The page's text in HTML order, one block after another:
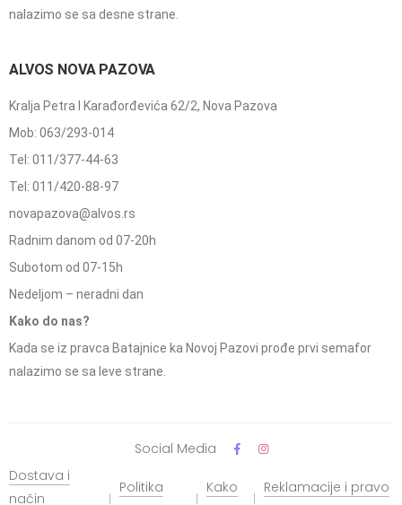
nalazimo se sa desne strane.
ALVOS NOVA PAZOVA
Kralja Petra I Karađorđevića 62/2, Nova Pazova
Mob: 063/293-014
Tel: 011/377-44-63
Tel: 011/420-88-97
novapazova@alvos.rs
Radnim danom od 07-20h
Subotom od 07-15h
Nedeljom – neradni dan
Kako do nas?
Kada se iz pravca Batajnice ka Novoj Pazovi prođe prvi semafor
nalazimo se sa leve strane.
Dostava i
način
Politika
Kako
Reklamacije i pravo
Social Media